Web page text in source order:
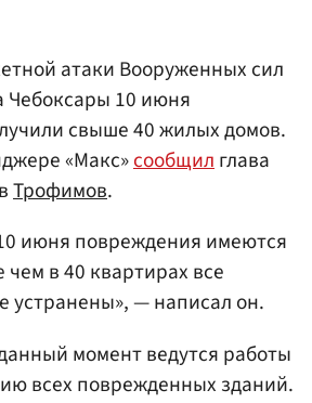
атаки Вооруженных сил
Чебоксары 10 июня
свыше 40 жилых домов.
«Макс»сообщилглава
Трофимов.
июня повреждения имеются
чем в 40 квартирах все
устранены», — написал он.
момент ведутся работы
всех поврежденных зданий.